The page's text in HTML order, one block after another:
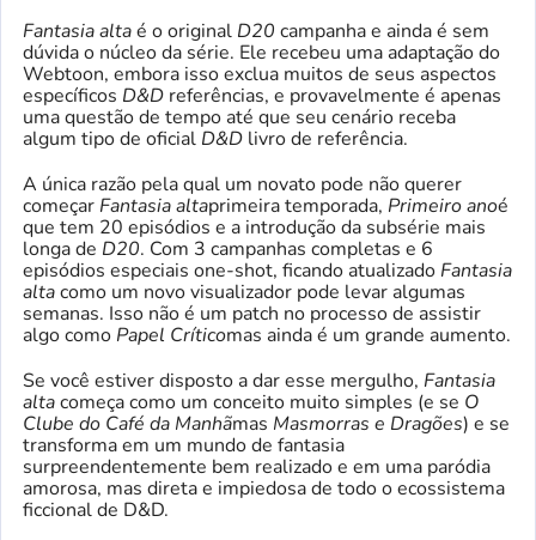
Fantasia altaé o original D20 campanha e ainda é sem
dúvida o núcleo da série. Ele recebeu uma adaptação do
Webtoon, embora isso exclua muitos de seus aspectos
específicos D&D referências, e provavelmente é apenas
uma questão de tempo até que seu cenário receba
algum tipo de oficial D&D livro de referência.
A única razão pela qual um novato pode não querer
começar Fantasia altaprimeira temporada, Primeiro anoé
que tem 20 episódios e a introdução da subsérie mais
longa de D20. Com 3 campanhas completas e 6
episódios especiais one-shot, ficando atualizado Fantasia
altacomo um novo visualizador pode levar algumas
semanas. Isso não é um patch no processo de assistir
algo como Papel Críticomas ainda é um grande aumento.
Se você estiver disposto a dar esse mergulho, Fantasia
altacomeça como um conceito muito simples (e se O
Clube do Café da Manhãmas Masmorras e Dragões) e se
transforma em um mundo de fantasia
surpreendentemente bem realizado e em uma paródia
amorosa, mas direta e impiedosa de todo o ecossistema
ficcional de D&D.